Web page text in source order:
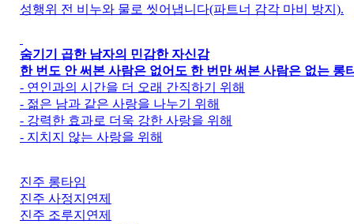
성행위 전 비누와 물로 씻어냅니다(파트너 감각 마비 방지).
숨기기 곱한 남자의 민감한 자신감
한 번도 안 써본 사람은 없어도 한 번만 써본 사람은 없는 롱
- 연인과의 시간을 더 오래 간직하기 위해
- 젊은 남과 같은 사랑을 나누기 위해
- 강력한 효과로 더욱 강한 사랑을 위해
- 지치지 않는 사랑을 위해
진주 롱타임
진주 사정지연제
진주 조루지연제